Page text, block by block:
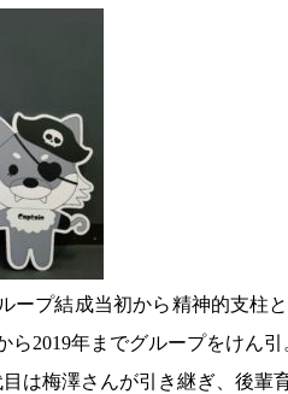
ープ結成当初から精神的支柱
ら2019年までグループをけん
は梅澤さんが引き継ぎ、後輩